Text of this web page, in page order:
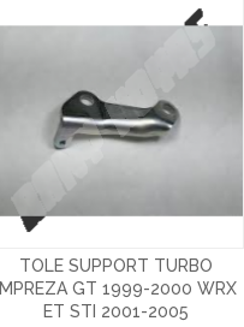
TOLE SUPPORT TURBO
IMPREZA GT 1999-2000 WRX
ET STI 2001-2005